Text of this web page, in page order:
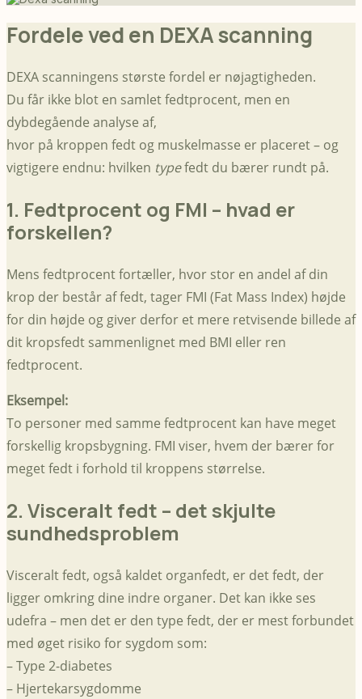
Fordele ved en DEXA scanning
DEXA scanningens største fordel er nøjagtigheden.
Du får ikke blot en samlet fedtprocent, men en
dybdegående analyse af,
hvor på kroppen fedt og muskelmasse er placeret – og
vigtigere endnu: hvilken typefedt du bærer rundt på.
1. Fedtprocent og FMI – hvad er
forskellen?
Mens fedtprocent fortæller, hvor stor en andel af din
krop der består af fedt, tager FMI (Fat Mass Index) højde
for din højde og giver derfor et mere retvisende billede af
dit kropsfedt sammenlignet med BMI eller ren
fedtprocent.
Eksempel:
To personer med samme fedtprocent kan have meget
forskellig kropsbygning. FMI viser, hvem der bærer for
meget fedt i forhold til kroppens størrelse.
2. Visceralt fedt – det skjulte
sundhedsproblem
Visceralt fedt, også kaldet organfedt, er det fedt, der
ligger omkring dine indre organer. Det kan ikke ses
udefra – men det er den type fedt, der er mest forbundet
med øget risiko for sygdom som:
– Type 2-diabetes
– Hjertekarsygdomme